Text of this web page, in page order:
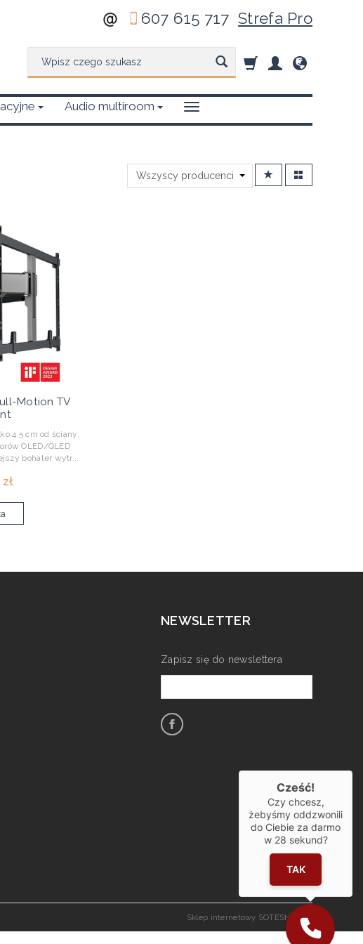
607 615 717Strefa Pro
Audio multiroom
Motion TV
4,5 cm od ściany,
OLED/QLED
bohater wytr...
NEWSLETTER
Zapisz się do newslettera
Sklep internetowy SOTESHOP AI
Cześć!
Czy chcesz,
żebyśmy oddzwonili
do Ciebie za darmo
w 28 sekund?
TAK